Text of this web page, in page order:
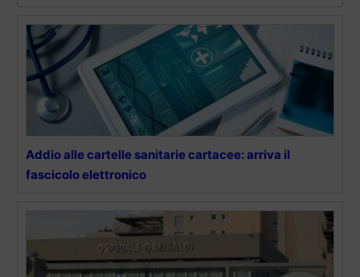
Addio alle cartelle sanitarie cartacee: arriva il
fascicolo elettronico